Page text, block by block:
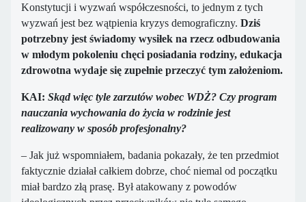
Konstytucji i wyzwań współczesności, to jednym z tych
wyzwań jest bez wątpienia kryzys demograficzny. Dziś
potrzebny jest świadomy wysiłek na rzecz odbudowania
w młodym pokoleniu chęci posiadania rodziny, edukacja
zdrowotna wydaje się zupełnie przeczyć tym założeniom.
KAI: Skąd więc tyle zarzutów wobec WDŻ? Czy program
nauczania wychowania do życia w rodzinie jest
realizowany w sposób profesjonalny?
– Jak już wspomniałem, badania pokazały, że ten przedmiot
faktycznie działał całkiem dobrze, choć niemal od początku
miał bardzo złą prasę. Był atakowany z powodów